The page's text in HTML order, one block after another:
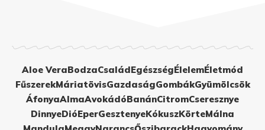
Aloe VeraBodzaCsaládEgészségÉlelemÉletmód
FűszerekMáriatövisGazdaságGombákGyümölcsök
ÁfonyaAlmaAvokádóBanánCitromCseresznye
DinnyeDióEperGesztenyeKókuszKörteMálna